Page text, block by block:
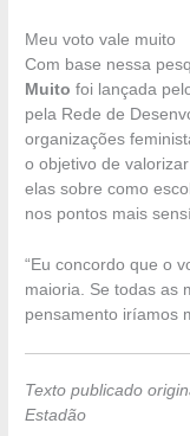
Meu voto vale muito
Com base nessa
Muito foi lançada
pela Rede de
organizações
o objetivo de
elas sobre como
nos pontos mais
“Eu concordo que o
maioria. Se todas as
pensamento iríamos
Texto publicado
Estadão